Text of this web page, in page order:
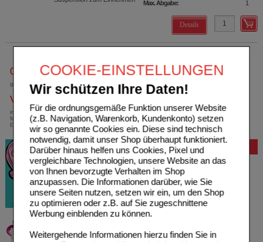
COOKIE-EINSTELLUNGEN
Wir schützen Ihre Daten!
Für die ordnungsgemäße Funktion unserer Website
(z.B. Navigation, Warenkorb, Kundenkonto) setzen
wir so genannte Cookies ein. Diese sind technisch
notwendig, damit unser Shop überhaupt funktioniert.
Darüber hinaus helfen uns Cookies, Pixel und
vergleichbare Technologien, unsere Website an das
von Ihnen bevorzugte Verhalten im Shop
anzupassen. Die Informationen darüber, wie Sie
unsere Seiten nutzen, setzen wir ein, um den Shop
zu optimieren oder z.B. auf Sie zugeschnittene
Werbung einblenden zu können.
Weitergehende Informationen hierzu finden Sie in
Max. Abgabe:
1
Details
0800-10 11 422
gebührenfreie Rufnummer
Versandkostenfrei
innerhalb Deutschlands bei einem
Mindestbestellwert von 13,99 Euro oder bei
Einsendung eines Kassenrezeptes
Bewertung